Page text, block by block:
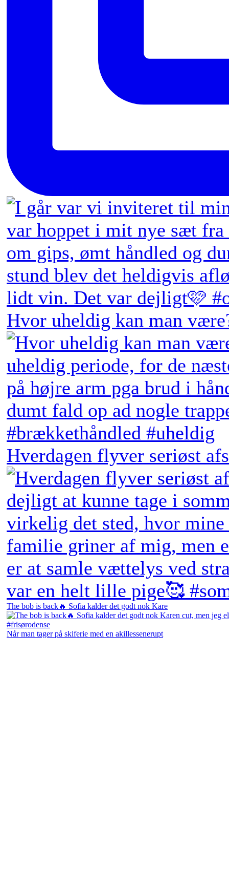
Hvor uheldig kan man
Hverdagen flyver seriøst
The bob is back🔥 Sofia kalder det godt nok Kare
Når man tager på skiferie med en akillessenerupt